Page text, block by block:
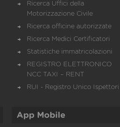
Ricerca Uffici della
Motorizzazione Civile
Ricerca officine autorizzate
Ricerca Medici Certificatori
Statistiche immatricolazioni
REGISTRO ELETTRONICO
NCC TAXI – RENT
RUI - Registro Unico Ispettori
App Mobile